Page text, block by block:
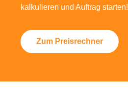
kalkulieren und Auftrag starten!
Zum Preisrechner